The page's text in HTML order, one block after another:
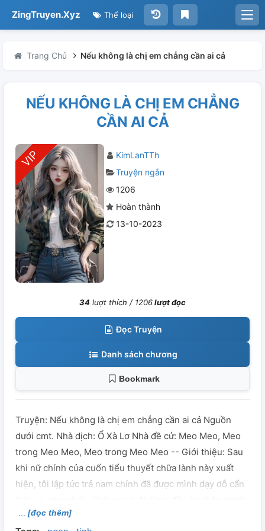
ZingTruyen.Xyz Thể loại
Trang Chủ Nếu không là chị em chẳng cần ai cả
NẾU KHÔNG LÀ CHỊ EM CHẲNG
CẦN AI CẢ
KimLanTTh
Truyện ngắn
1206
Hoàn thành
13-10-2023
34 lượt thích / 1206lượt đọc
Đọc Truyện
Danh sách chương
Bookmark
Truyện: Nếu không là chị em chẳng cần ai cả Nguồn
dưới cmt. Nhà dịch: Ổ Xà Lơ Nhà đề cử: Meo Meo, Meo
trong Meo Meo, Meo trong Meo Meo -- Giới thiệu: Sau
khi nữ chính của cuốn tiểu thuyết chữa lành này xuất
hiện, tôi lập tức trả nam chính đã được mình dạy dỗ cẩn
năm nào giờ đã trưởng thành thành một cậu thiếu gia
[đọc thêm]